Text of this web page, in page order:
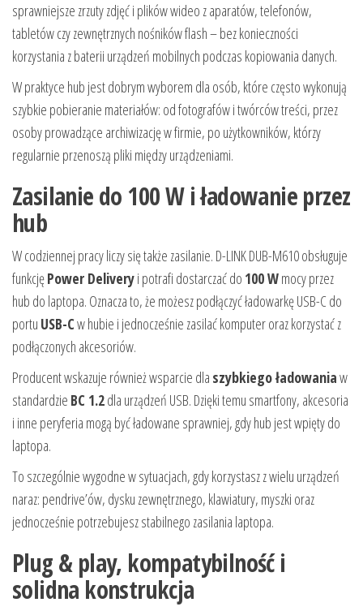
sprawniejsze zrzuty zdjęć i plików wideo z aparatów, telefonów,
tabletów czy zewnętrznych nośników flash – bez konieczności
korzystania z baterii urządzeń mobilnych podczas kopiowania danych.
W praktyce hub jest dobrym wyborem dla osób, które często wykonują
szybkie pobieranie materiałów: od fotografów i twórców treści, przez
osoby prowadzące archiwizację w firmie, po użytkowników, którzy
regularnie przenoszą pliki między urządzeniami.
Zasilanie do 100 W i ładowanie przez
hub
W codziennej pracy liczy się także zasilanie. D-LINK DUB-M610 obsługuje
funkcjęPower Deliveryi potrafi dostarczać do 100 Wmocy przez
hub do laptopa. Oznacza to, że możesz podłączyć ładowarkę USB-C do
portu USB-Cw hubie i jednocześnie zasilać komputer oraz korzystać z
podłączonych akcesoriów.
Producent wskazuje również wsparcie dla szybkiego ładowaniaw
standardzie BC 1.2dla urządzeń USB. Dzięki temu smartfony, akcesoria
i inne peryferia mogą być ładowane sprawniej, gdy hub jest wpięty do
laptopa.
To szczególnie wygodne w sytuacjach, gdy korzystasz z wielu urządzeń
naraz: pendrive’ów, dysku zewnętrznego, klawiatury, myszki oraz
jednocześnie potrzebujesz stabilnego zasilania laptopa.
Plug & play, kompatybilność i
solidna konstrukcja